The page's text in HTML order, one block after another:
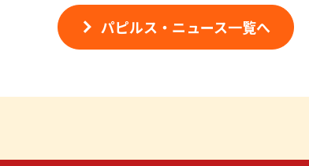
パピルス・ニュース一覧へ